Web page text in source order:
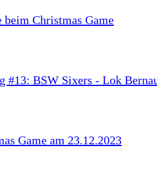
beim Christmas Game
#13: BSW Sixers - Lok
Game am 23.12.2023